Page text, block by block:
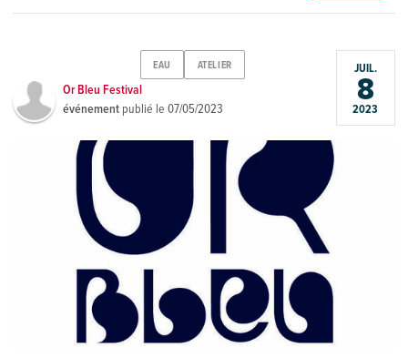
EAU ATELIER
Or Bleu Festival
événement publié le07/05/2023
JUIL.
8
2023